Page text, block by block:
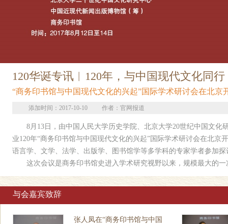
120华诞专讯︱120年，与中国现代文化同行
“商务印书馆与中国现代文化的兴起”国际学术研讨会在北京
添加时间：2017-10-10 作者：官网报道
8月13日，由中国人民大学历史学院、北京大学20世纪中国文化
业120年“商务印书馆与中国现代文化的兴起”国际学术研讨会在北
语言学、文学、法学、出版学、图书馆学等多学科的专家学者参加探
这次会议是商务印书馆史进入学术研究视野以来，规模最大的一
与会嘉宾致辞
张人凤在“商务印书馆与中国